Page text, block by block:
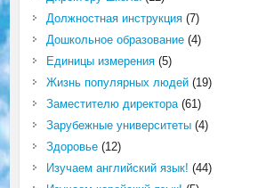
Должностная инструкция(7)
Дошкольное образование(4)
Единицы измерения(5)
Жизнь популярных людей(19)
Заместителю директора(61)
Зарубежные университеты(4)
Здоровье(12)
Изучаем английский язык! (44)